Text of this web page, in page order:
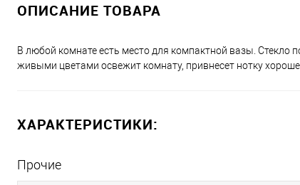
ОПИСАНИЕ ТОВАРА
В любой комнате есть место для компактной вазы. Стекло
живыми цветами освежит комнату, привнесет нотку
ХАРАКТЕРИСТИКИ:
Прочие